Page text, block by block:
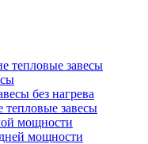
тепловые завесы
без нагрева
тепловые завесы
мощности
мощности